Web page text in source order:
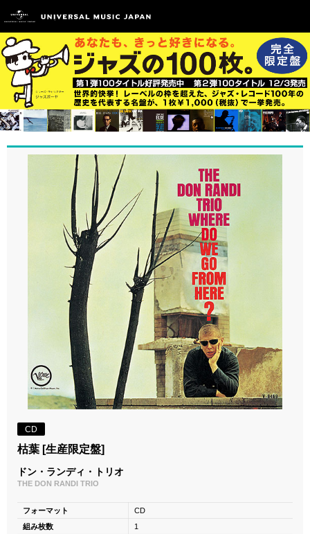
CD
枯葉 [生産限定盤]
ドン・ランディ・トリオ
THE DON RANDI TRIO
フォーマット
CD
組み枚数
1